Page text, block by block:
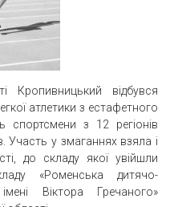
відбувся
атлетики з естафетного
спортсмени з 12 регіонів
Участь у змаганнях взяла і
до складу якої увійшли
«Роменська дитячо-
Віктора Гречаного»